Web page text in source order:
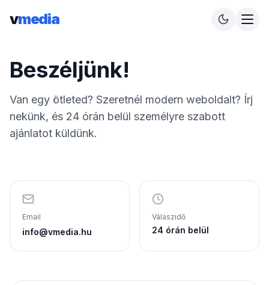
vmedia
Beszéljünk!
Van egy ötleted? Szeretnél modern weboldalt? Írj
nekünk, és 24 órán belül személyre szabott
ajánlatot küldünk.
Email
info@vmedia.hu
Válaszidő
24 órán belül